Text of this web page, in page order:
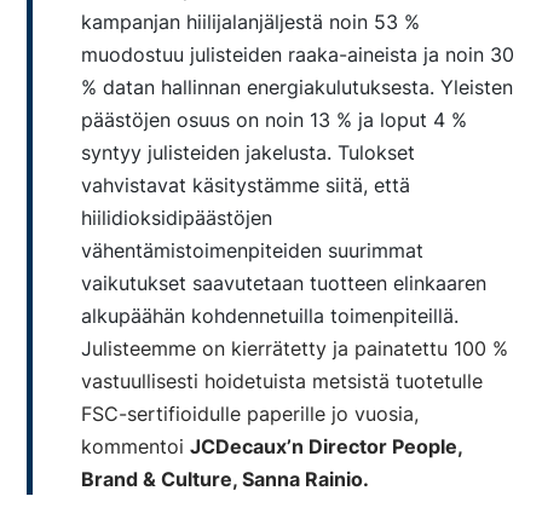
kampanjan hiilijalanjäljestä noin 53 %
muodostuu julisteiden raaka-aineista ja noin 30
%datan hallinnan energiakulutuksesta. Yleisten
päästöjen osuus on noin 13 % ja loput 4 %
syntyy julisteiden jakelusta. Tulokset
vahvistavat käsitystämme siitä, että
hiilidioksidipäästöjen
vähentämistoimenpiteiden suurimmat
vaikutukset saavutetaan tuotteen elinkaaren
alkupäähän kohdennetuilla toimenpiteillä.
Julisteemme on kierrätetty ja painatettu 100 %
vastuullisesti hoidetuista metsistä tuotetulle
FSC-sertifioidulle paperille jo vuosia,
kommentoiJCDecaux’n Director People,
Brand & Culture,Sanna Rainio.